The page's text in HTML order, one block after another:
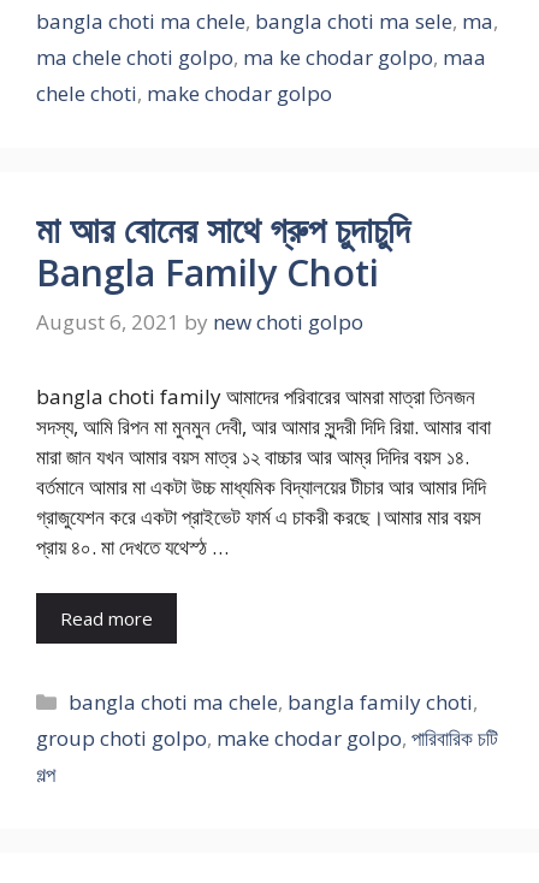
bangla choti ma chele, bangla choti ma sele, ma,
ma chele choti golpo, ma ke chodar golpo, maa
chele choti, make chodar golpo
মা আর বোনের সাথে গ্রুপ চুদাচুদি
Bangla Family Choti
August 6, 2021 by new choti golpo
bangla choti family আমাদের পরিবারের আমরা মাত্রা তিনজন
সদস্য, আমি রিপন মা মুনমুন দেবী, আর আমার সুন্দরী দিদি রিয়া. আমার বাবা
মারা জান যখন আমার বয়স মাত্র ১২ বাচ্চার আর আম্‌র দিদির বয়স ১৪.
বর্তমানে আমার মা একটা উচ্চ মাধ্যমিক বিদ্যালয়ের টীচার আর আমার দিদি
গ্রাজুযেশন করে একটা প্রাইভেট ফার্ম এ চাকরী করছে।আমার মার বয়স
প্রায় ৪০. মা দেখতে যথেস্ঠ …
Read more
Categories
bangla choti ma chele, bangla family choti,
group choti golpo, make chodar golpo, পারিবারিক চটি
গল্প